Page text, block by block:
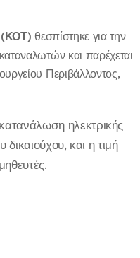
(ΚΟΤ) θεσπίστηκε για την
και παρέχεται
Περιβάλλοντος,
ηλεκτρικής
δικαιούχου, και η τιμή